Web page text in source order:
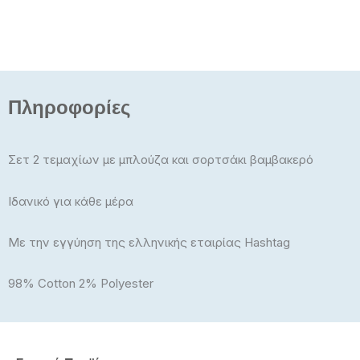
Πληροφορίες
Σετ 2 τεμαχίων με μπλούζα και σορτσάκι βαμβακερό
Ιδανικό για κάθε μέρα
Με την εγγύηση της ελληνικής εταιρίας Hashtag
98% Cotton 2% Polyester